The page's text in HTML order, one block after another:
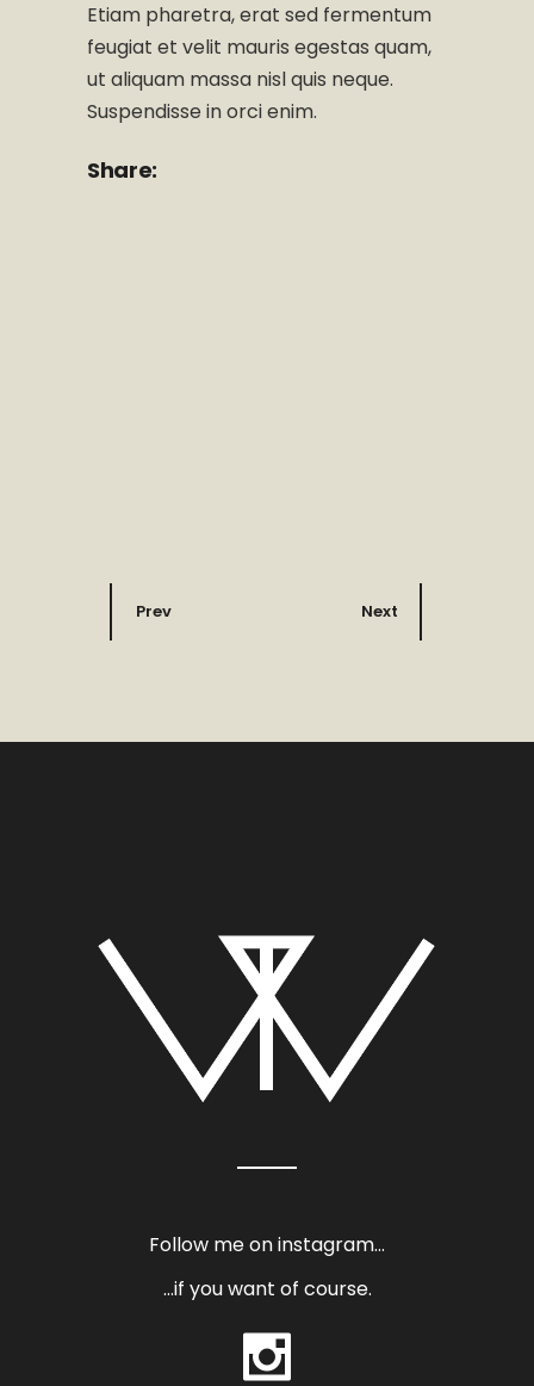
Etiam pharetra, erat sed fermentum
feugiat et velit mauris egestas quam,
ut aliquam massa nisl quis neque.
Suspendisse in orci enim.
Share:
Prev Next
Follow me on instagram…
…if you want of course.